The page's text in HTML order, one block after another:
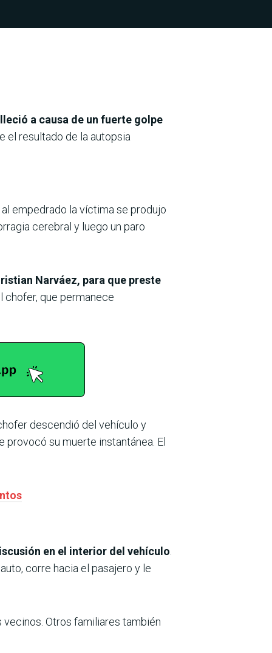
a causa de un fuerte golpe
el resultado de la autopsia
empedrado la víctima se produjo
cerebral y luego un paro
Narváez, para que preste
chofer, que permanece
descendió del vehículo y
provocó su muerte instantánea. El
en el interior del vehículo
corre hacia el pasajero y le
Otros familiares también